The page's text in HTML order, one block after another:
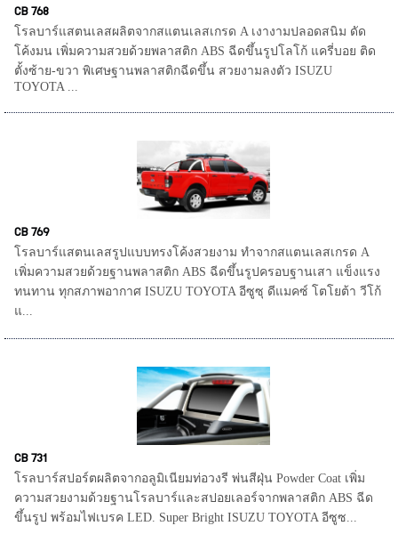
CB 768
โรลบาร์แสตนเลสผลิตจากสแตนเลสเกรด A เงางามปลอดสนิม ดัด
โค้งมน เพิ่มความสวยด้วยพลาสติก ABS ฉีดขึ้นรูปโลโก้ แครี่บอย ติด
ตั้งซ้าย-ขวา พิเศษฐานพลาสติกฉีดขึ้น สวยงามลงตัว ISUZU
TOYOTA ...
CB 769
โรลบาร์แสตนเลสรูปแบบทรงโค้งสวยงาม ทำจากสแตนเลสเกรด A
เพิ่มความสวยด้วยฐานพลาสติก ABS ฉีดขึ้นรูปครอบฐานเสา แข็งแรง
ทนทาน ทุกสภาพอากาศ ISUZU TOYOTA อีซูซุ ดีแมคซ์ โตโยต้า วีโก้
แ...
CB 731
โรลบาร์สปอร์ตผลิตจากอลูมิเนียมท่อวงรี พ่นสีฝุ่น Powder Coat เพิ่ม
ความสวยงามด้วยฐานโรลบาร์และสปอยเลอร์จากพลาสติก ABS ฉีด
ขึ้นรูป พร้อมไฟเบรค LED. Super Bright ISUZU TOYOTA อีซูซ...